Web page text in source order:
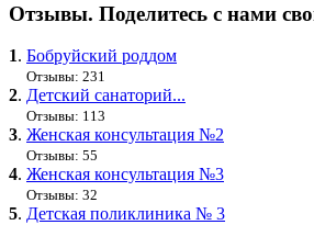
Отзывы. Поделитесь с нами
1. Бобруйский роддом
Отзывы: 231
2. Детский санаторий...
Отзывы: 113
3. Женская консультация №2
Отзывы: 55
4. Женская консультация №3
Отзывы: 32
5. Детская поликлиника № 3